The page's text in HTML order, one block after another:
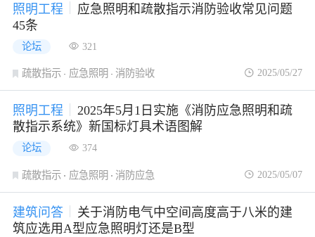
照明工程
应急照明和疏散指示消防验收常见问题
45条
论坛 321
疏散指示 应急照明 消防验收 2025/05/27
照明工程
2025年5月1日实施《消防应急照明和疏
散指示系统》新国标灯具术语图解
论坛 374
疏散指示 应急照明 消防应急 2025/05/07
建筑问答
关于消防电气中空间高度高于八米的建
筑应选用A型应急照明灯还是B型